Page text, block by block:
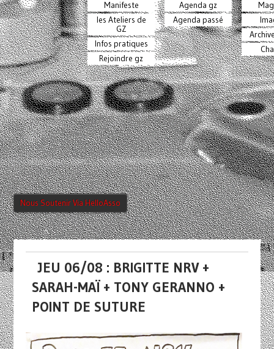
Manifeste
les Ateliers de
GZ
Infos pratiques
Rejoindre gz
Agenda gz
Agenda passé
Nous Soutenir Via HelloAsso
JEU 06/08 : BRIGITTE NRV +
SARAH-MAÏ + TONY GERANNO +
POINT DE SUTURE